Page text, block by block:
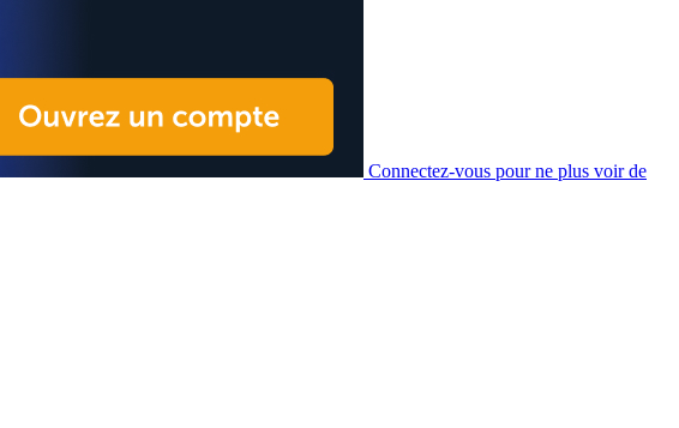
Connectez-vous pour ne plus voir de